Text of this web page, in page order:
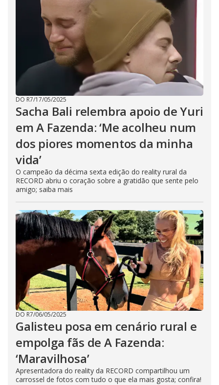
DO R7/17/05/2025
Sacha Bali relembra apoio de Yuri
em A Fazenda: ‘Me acolheu num
dos piores momentos da minha
vida’
O campeão da décima sexta edição do reality rural da
RECORD abriu o coração sobre a gratidão que sente pelo
amigo; saiba mais
DO R7/06/05/2025
Galisteu posa em cenário rural e
empolga fãs de A Fazenda:
‘Maravilhosa’
Apresentadora do reality da RECORD compartilhou um
carrossel de fotos com tudo o que ela mais gosta; confira!